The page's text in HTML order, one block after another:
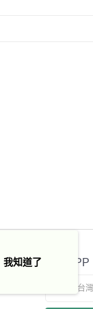
官方APP
我知道了